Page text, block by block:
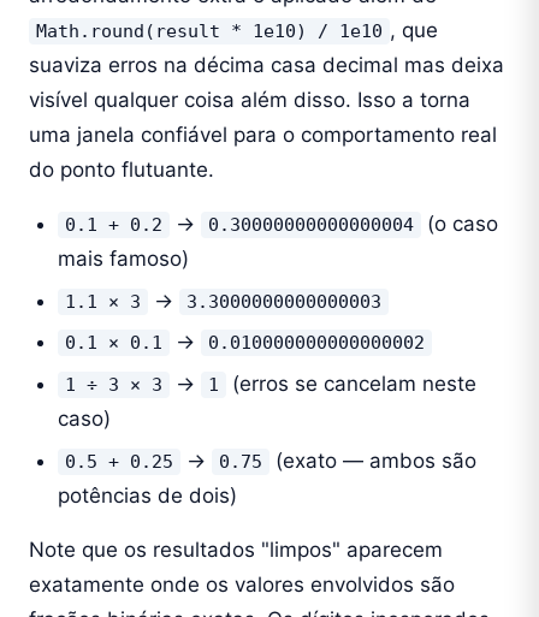
Math.round(result * 1e10) / 1e10 , que
suaviza erros na décima casa decimal mas deixa
visível qualquer coisa além disso. Isso a torna
uma janela confiável para o comportamento real
do ponto flutuante.
0.1 + 0.2 → 0.30000000000000004
(o caso
mais famoso)
1.1 × 3 →
3.3000000000000003
0.1 × 0.1
→
0.010000000000000002
1 ÷ 3 × 3
→ 1
(erros se cancelam neste
caso)
0.5 + 0.25 → 0.75
(exato — ambos são
potências de dois)
Note que os resultados "limpos" aparecem
exatamente onde os valores envolvidos são